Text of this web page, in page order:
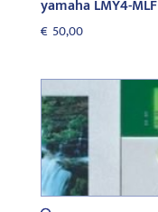
yamaha LMY4-MLF
€ 50,00